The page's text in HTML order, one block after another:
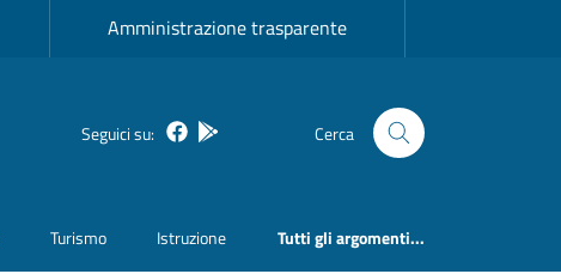
Amministrazione trasparente
Seguici su: FacebookBosa inAppCerca
Turismo Istruzione Tutti gli argomenti...